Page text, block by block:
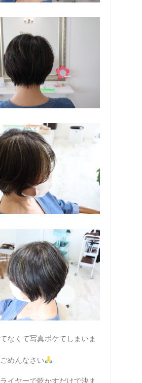
なくて写真ボケてしまいま
めんなさい
イヤーで乾かすだけで決ま